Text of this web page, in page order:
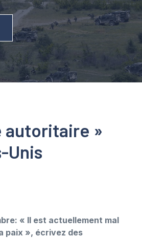
autoritaire »
Unis
« Il est actuellement mal
paix », écrivez des